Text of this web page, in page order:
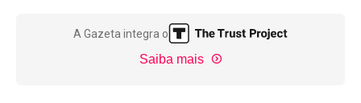
A Gazeta integra o
Saiba mais